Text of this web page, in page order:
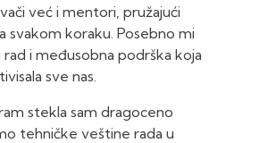
već i mentori, pružajući
svakom koraku. Posebno mi
i međusobna podrška koja
sve nas.
stekla sam dragoceno
tehničke veštine rada u